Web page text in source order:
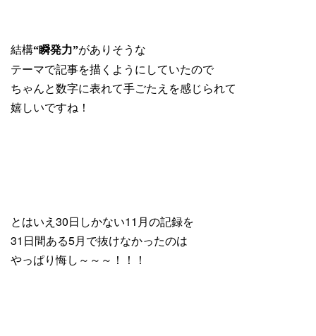
結構“瞬発力”がありそうな
テーマで記事を描くようにしていたので
ちゃんと数字に表れて手ごたえを感じられて
嬉しいですね！
とはいえ30日しかない11月の記録を
31日間ある5月で抜けなかったのは
やっぱり悔し～～～！！！